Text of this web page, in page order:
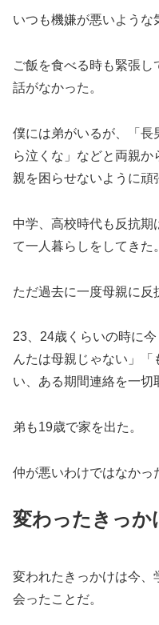
いつも機嫌が悪いような
ご飯を食べる時も緊張
話がなかった。
僕には弟がいるが、「長
ら泣くな」などと両親か
親を困らせないように頑
中学、高校時代も反抗期
て一人暮らしをしてきた。
ただ過去に一度母親に反
23、24歳くらいの時に
んたは母親じゃない」
い、ある期間連絡を一切
弟も19歳で家を出た。
仲が悪いわけではなかっ
変わったきっか
変われたきっかけは今、
会ったことだ。